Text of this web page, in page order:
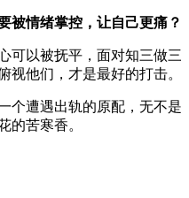
被情绪掌控，让自己更痛？
可以被抚平，面对知三做三
视他们，才是最好的打击。
个遭遇出轨的原配，无不是
的苦寒香。